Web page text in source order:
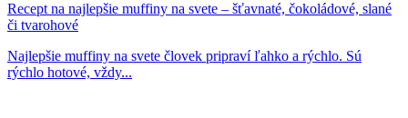
Recept na najlepšie muffiny na svete – šťavnaté, čokoládové, slané
či tvarohové
Najlepšie muffiny na svete človek pripraví ľahko a rýchlo. Sú
rýchlo hotové, vždy...